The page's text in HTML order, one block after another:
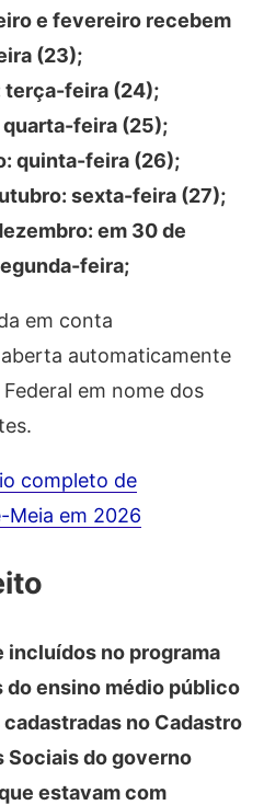
e fevereiro recebem
(23);
terça-feira (24);
quarta-feira (25);
quinta-feira (26);
sexta-feira (27);
em 30 de
feira;
em conta
automaticamente
em nome dos
completo de
Meia em 2026
incluídos no programa
ensino médio público
no Cadastro
Sociais do governo
estavam com